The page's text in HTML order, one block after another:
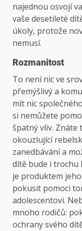
najednou osvojí
vaše desetileté
úkoly, protože
nemusí.
Rozmanitost
To není nic ve
přemýšlivý a
mít nic
si nemůžete
špatný vliv. Znáte
okouzlující
zanedbávání a
dítě bude i trochu
je produktem
pokusit pomoci
adolescentovi.
mnoho rodičů:
ochrany svého